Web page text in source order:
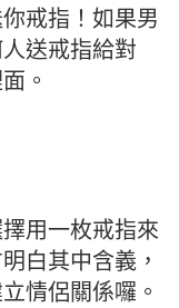
戒指！如果男
送戒指給對
。
用一枚戒指來
白其中含義，
情侶關係囉。